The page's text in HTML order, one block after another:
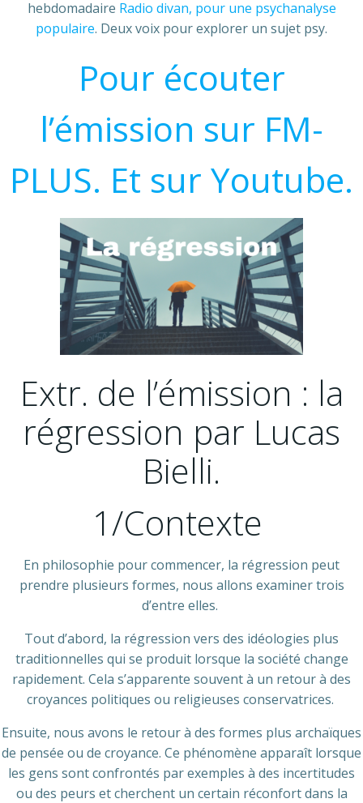
hebdomadaire Radio divan, pour une psychanalyse
populaire. Deux voix pour explorer un sujet psy.
Pour écouter
l’émission sur FM-
PLUS. Et sur Youtube.
Extr. de l’émission : la
régression par Lucas
Bielli.
1/Contexte
En philosophie pour commencer, la régression peut
prendre plusieurs formes, nous allons examiner trois
d’entre elles.
Tout d’abord, la régression vers des idéologies plus
traditionnelles qui se produit lorsque la société change
rapidement. Cela s’apparente souvent à un retour à des
croyances politiques ou religieuses conservatrices.
Ensuite, nous avons le retour à des formes plus archaïques
de pensée ou de croyance. Ce phénomène apparaît lorsque
les gens sont confrontés par exemples à des incertitudes
ou des peurs et cherchent un certain réconfort dans la